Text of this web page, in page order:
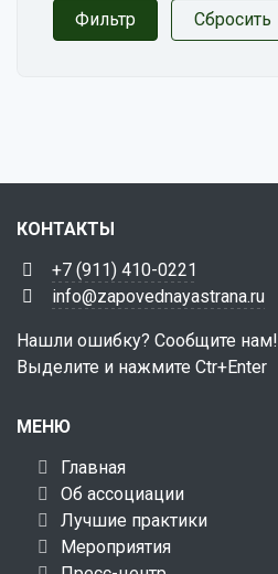
КОНТАКТЫ
+7 (911) 410-0221
info@zapovednayastrana.ru
Нашли ошибку? Сообщите нам!
Выделите и нажмите Ctr+Enter
МЕНЮ
Главная
Об ассоциации
Лучшие практики
Мероприятия